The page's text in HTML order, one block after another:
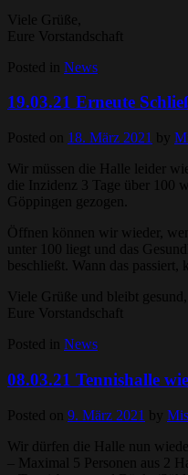
Viele Grüße,
Eure Vorstandschaft
Posted in News
19.03.21 Erneute
Posted on 18. März 2021 by
Wir müssen die Halle leider
die Inzidenz 3 Tage über 100
Göppingen gezogen.
Öffnen können wir wieder,
unter 100 liegt und das
beschließt. Wann das passiert,
Viele Grüße und bleibt gesund,
Eure Vorstandschaft
Posted in News
08.03.21 Tennishalle
Posted on 9. März 2021 by
Wir dürfen die Halle nun
– Maximal 5 Personen aus 2